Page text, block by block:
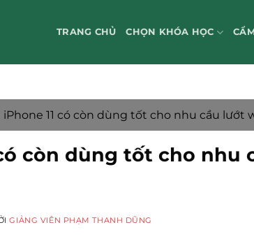
TRANG CHỦ CHỌN KHÓA HỌC
iPhone 11 có còn dùng tốt cho nhu cầu lướt
còn dùng tốt cho nhu
GIẢNG VIÊN PHẠM THANH DŨNG